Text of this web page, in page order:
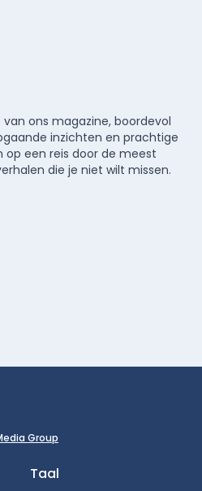
ons magazine, boordevol
inzichten en prachtige
op een reis door de meest
die je niet wilt missen.
Group
Taal